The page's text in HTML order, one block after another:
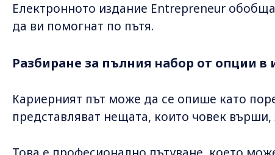
Електронното издание Entrepreneur
да ви помогнат по пътя.
Разбиране за пълния набор от опции в
Кариерният път може да се опише като
представляват нещата, които човек върши,